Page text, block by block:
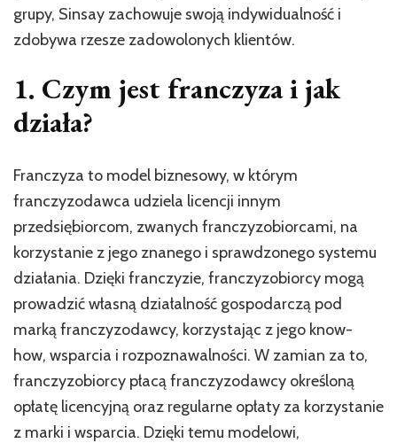
grupy, Sinsay zachowuje swoją indywidualność i
zdobywa rzesze zadowolonych klientów.
1. Czym jest franczyza i jak
działa?
Franczyza to model biznesowy, w którym
franczyzodawca udziela licencji innym
przedsiębiorcom, zwanych franczyzobiorcami, na
korzystanie z jego znanego i sprawdzonego systemu
działania. Dzięki franczyzie, franczyzobiorcy mogą
prowadzić własną działalność gospodarczą pod
marką franczyzodawcy, korzystając z jego know-
how, wsparcia i rozpoznawalności. W zamian za to,
franczyzobiorcy płacą franczyzodawcy określoną
opłatę licencyjną oraz regularne opłaty za korzystanie
z marki i wsparcia. Dzięki temu modelowi,